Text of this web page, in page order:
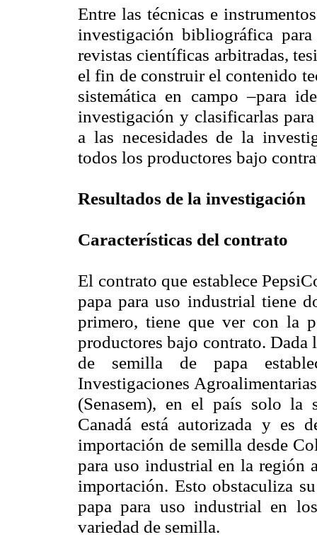
Entre las técnicas e
investigación bibliográfica
revistas científicas arbitradas,
el fin de construir el contenido
sistemática en campo –para
investigación y clasificarlas
a las necesidades de la
todos los productores bajo
Resultados de la investigación
Características del contrato
El contrato que establece
papa para uso industrial tiene
primero, tiene que ver con la
productores bajo contrato.
de semilla de papa
Investigaciones
(Senasem), en el país solo la
Canadá está autorizada y es
importación de semilla desde
para uso industrial en la región
importación. Esto obstaculiza
papa para uso industrial en
variedad de semilla.